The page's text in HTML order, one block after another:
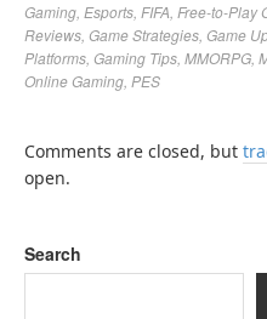
Gaming Esports FIFA Free-to-Play
Reviews Game Strategies Game
Platforms Gaming Tips MMORPG
Online Gaming PES
Comments are closed, but
open.
Search